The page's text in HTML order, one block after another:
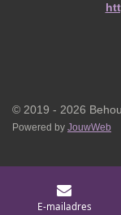
© 2019 - 2026
Powered by JouwWeb
E-mailadres